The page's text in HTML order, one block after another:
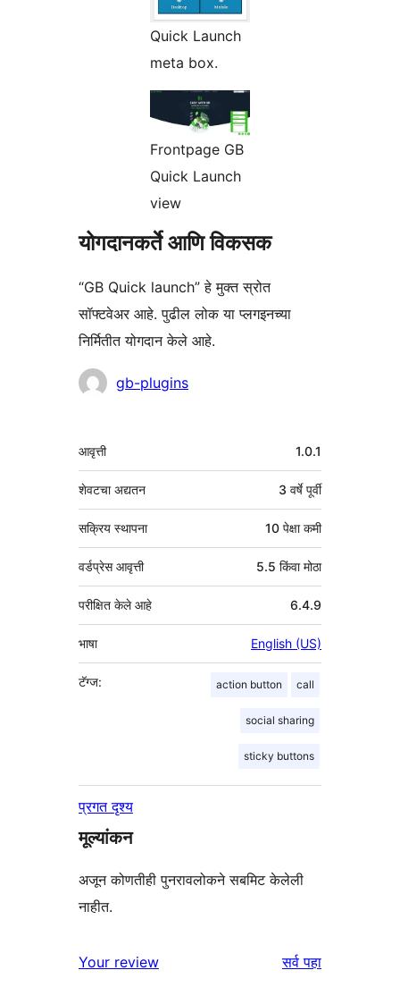
Quick Launch
meta box.
Frontpage GB
Quick Launch
view
योगदानकर्ते आणि विकसक
“GB Quick launch” हे मुक्त स्रोत
सॉफ्टवेअर आहे. पुढील लोक या प्लगइनच्या
निर्मितीत योगदान केले आहे.
योगदानकर्तेgb-plugins
मेटा
आवृत्ती 1.0.1
शेवटचा अद्यतन 3 वर्षेपूर्वी
सक्रिय स्थापना 10 पेक्षा कमी
वर्डप्रेस आवृत्ती 5.5 किंवा मोठा
परीक्षित केले आहे 6.4.9
भाषा English (US)
टॅग्ज: action button call
social sharing
sticky buttons
प्रगत दृश्य
मूल्यांकन
अजून कोणतीही पुनरावलोकने सबमिट केलेली
नाहीत.
Your review सर्वपुनरावलोकने
पहा